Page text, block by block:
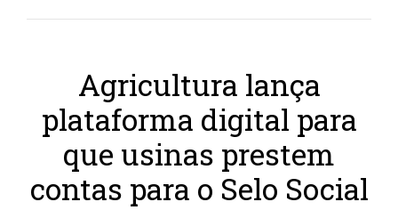
Agricultura lança
plataforma digital para
que usinas prestem
contas para o Selo Social